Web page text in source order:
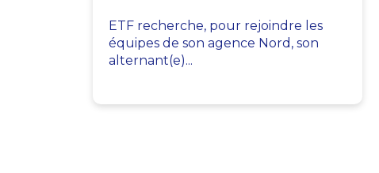
ETF recherche, pour rejoindre les
équipes de son agence Nord, son
alternant(e)...